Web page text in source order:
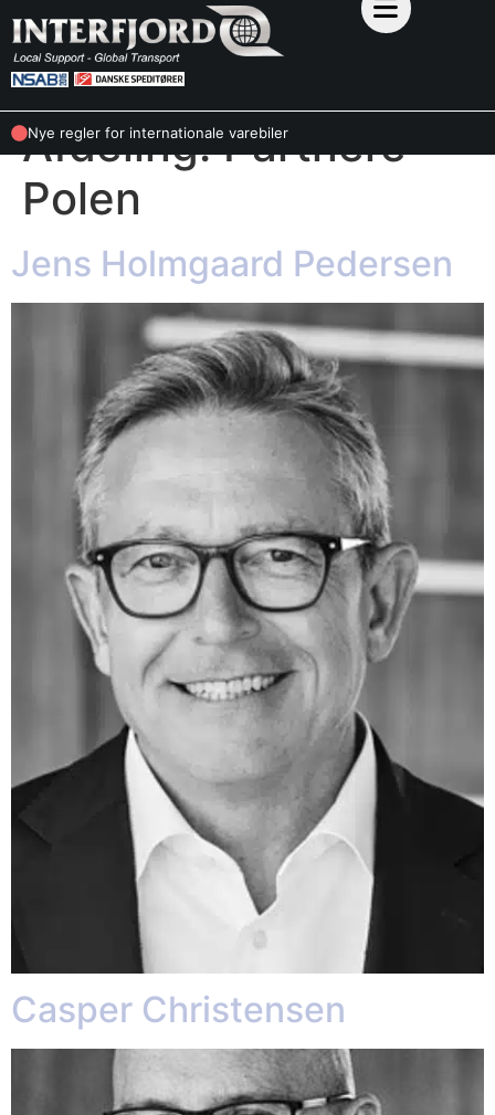
Nye regler for internationale varebiler
Afdeling:Partnere
Polen
Jens Holmgaard Pedersen
Casper Christensen